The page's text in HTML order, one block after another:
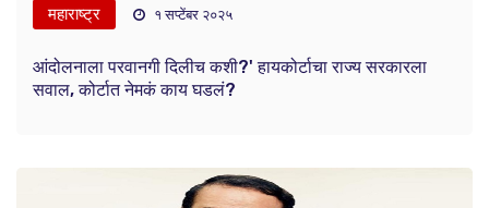
महाराष्ट्र १ सप्टेंबर २०२५
आंदोलनाला परवानगी दिलीच कशी?' हायकोर्टाचा राज्य सरकारला
सवाल, कोर्टात नेमकं काय घडलं?